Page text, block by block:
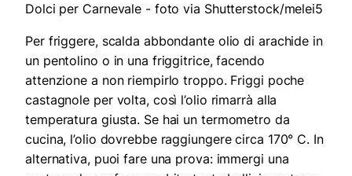
Dolci per Carnevale - foto via Shutterstock/melei5
Per friggere, scalda abbondante olio di arachide in
un pentolino o in una friggitrice, facendo
attenzione a non riempirlo troppo. Friggi poche
castagnole per volta, così l’olio rimarrà alla
temperatura giusta. Se hai un termometro da
cucina, l’olio dovrebbe raggiungere circa 170° C. In
alternativa, puoi fare una prova: immergi una